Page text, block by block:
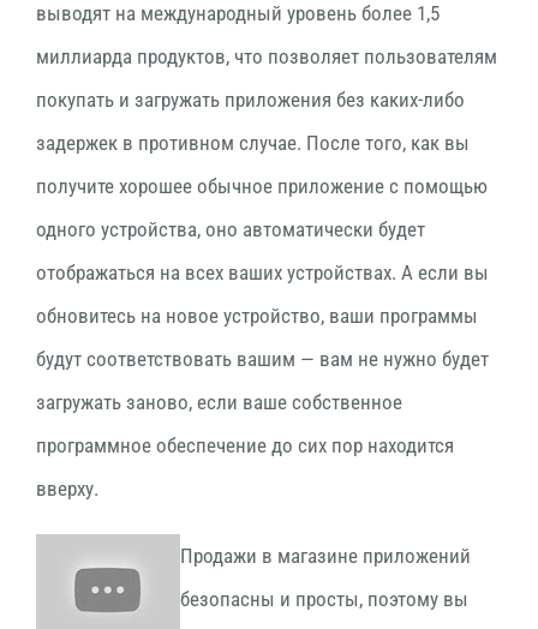
выводят на международный уровень более 1,5
миллиарда продуктов, что позволяет пользователям
покупать и загружать приложения без каких-либо
задержек в противном случае. После того, как вы
получите хорошее обычное приложение с помощью
одного устройства, оно автоматически будет
отображаться на всех ваших устройствах. А если вы
обновитесь на новое устройство, ваши программы
будут соответствовать вашим — вам не нужно будет
загружать заново, если ваше собственное
программное обеспечение до сих пор находится
вверху.
Продажи в магазине приложений
безопасны и просты, поэтому вы